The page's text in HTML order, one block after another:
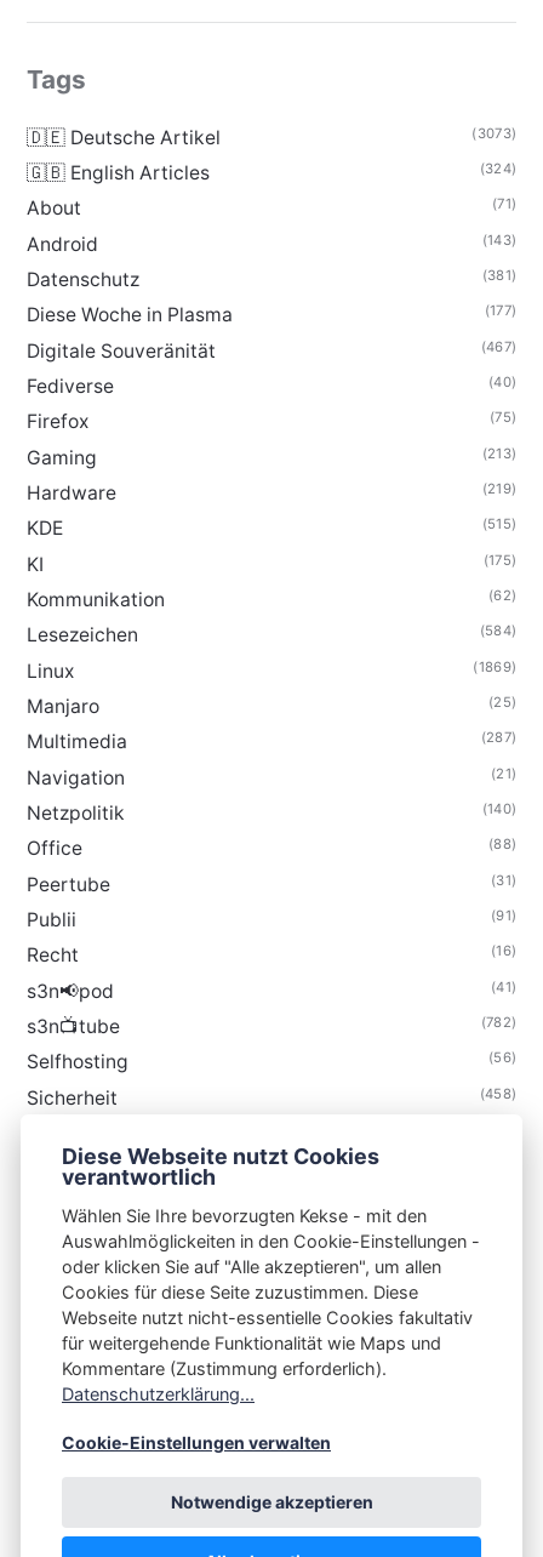
Tags
🇩🇪 Deutsche Artikel (3073)
🇬🇧 English Articles (324)
About (71)
Android (143)
Datenschutz (381)
Diese Woche in Plasma (177)
Digitale Souveränität (467)
Fediverse (40)
Firefox (75)
Gaming (213)
Hardware (219)
KDE (515)
KI (175)
Kommunikation (62)
Lesezeichen (584)
Linux (1869)
Manjaro (25)
Multimedia (287)
Navigation (21)
Netzpolitik (140)
Office (88)
Peertube (31)
Publii (91)
Recht (16)
s3n📢pod (41)
s3n📺tube (782)
Selfhosting (56)
Sicherheit (458)
Thunderbird
S3N🧩NET
Integrating Open-Source Blog Network (iOSBN)
Impressum
Kontakt
Diese Webseite nutzt Cookies
verantwortlich
Wählen Sie Ihre bevorzugten Kekse - mit den
Auswahlmöglickeiten in den Cookie-Einstellungen -
oder klicken Sie auf "Alle akzeptieren", um allen
Cookies für diese Seite zuzustimmen. Diese
Webseite nutzt nicht-essentielle Cookies fakultativ
für weitergehende Funktionalität wie Maps und
Kommentare (Zustimmung erforderlich).
Datenschutzerklärung...
Cookie-Einstellungen verwalten
Notwendige akzeptieren